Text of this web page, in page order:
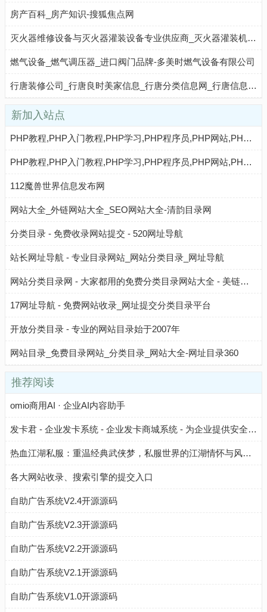
房产百科_房产知识-搜狐焦点网
灭火器维修设备与灭火器灌装设备专业供应商_灭火器灌装机/生产线_七氟丙烷/二氧化碳灌装机
燃气设备_燃气调压器_进口阀门品牌-多美时燃气设备有限公司
行唐装修公司_行唐良时美家信息_行唐分类信息网_行唐信息港_行唐免费发布信息网_行唐吧
新加入站点
PHP教程,PHP入门教程,PHP学习,PHP程序员,PHP网站,PHP视频教程,Mysql教程,CMS教程,AI收录网 - AI收录网
PHP教程,PHP入门教程,PHP学习,PHP程序员,PHP网站,PHP视频教程,Mysql教程,CMS教程,AI秒收录 - AI秒收录
112魔兽世界信息发布网
网站大全_外链网站大全_SEO网站大全-清韵目录网
分类目录 - 免费收录网站提交 - 520网址导航
站长网址导航 - 专业目录网站_网站分类目录_网址导航
网站分类目录网 - 大家都用的免费分类目录网站大全 - 美链目录
17网址导航 - 免费网站收录_网址提交分类目录平台
开放分类目录 - 专业的网站目录始于2007年
网站目录_免费目录网站_分类目录_网站大全-网址目录360
推荐阅读
omio商用AI · 企业AI内容助手
发卡君 - 企业发卡系统 - 企业发卡商城系统 - 为企业提供安全、高效、自动化的卡密管理与发卡解决方案，降低运营成本，提升业务效率。
热血江湖私服：重温经典武侠梦，私服世界的江湖情怀与风险解析​
各大网站收录、搜索引擎的提交入口
自助广告系统V2.4开源源码
自助广告系统V2.3开源源码
自助广告系统V2.2开源源码
自助广告系统V2.1开源源码
自助广告系统V1.0开源源码